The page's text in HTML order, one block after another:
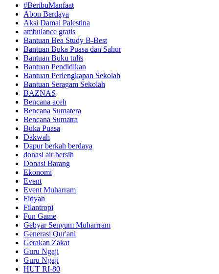
#BeribuManfaat
Abon Berdaya
Aksi Damai Palestina
ambulance gratis
Bantuan Bea Study B-Best
Bantuan Buka Puasa dan Sahur
Bantuan Buku tulis
Bantuan Pendidikan
Bantuan Perlengkapan Sekolah
Bantuan Seragam Sekolah
BAZNAS
Bencana aceh
Bencana Sumatera
Bencana Sumatra
Buka Puasa
Dakwah
Dapur berkah berdaya
donasi air bersih
Donasi Barang
Ekonomi
Event
Event Muharram
Fidyah
Filantropi
Fun Game
Gebyar Senyum Muharrram
Generasi Qur'ani
Gerakan Zakat
Guru Ngaji
Guru Ngaji
HUT RI-80